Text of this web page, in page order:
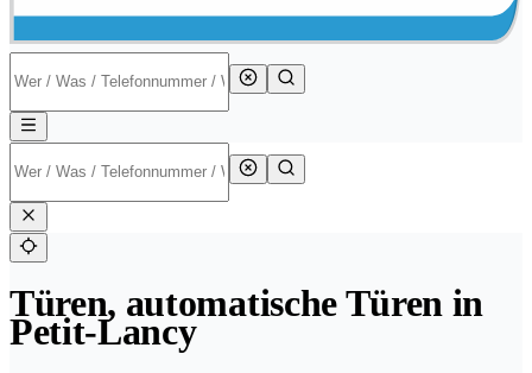
Türen, automatische Türen in
Petit-Lancy